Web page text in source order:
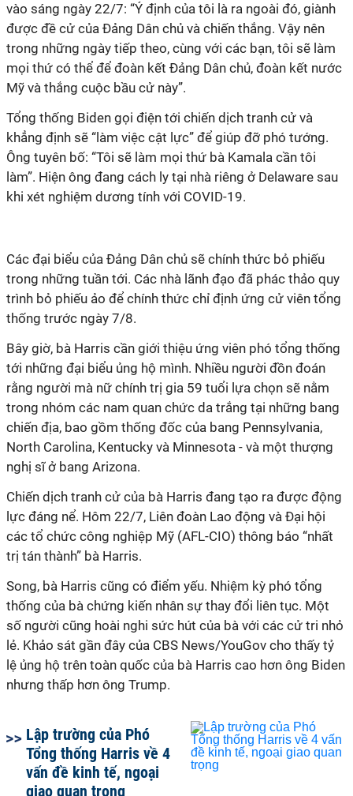
vào sáng ngày 22/7: “Ý định của tôi là ra ngoài đó, giành
được đề cử của Đảng Dân chủ và chiến thắng. Vậy nên
trong những ngày tiếp theo, cùng với các bạn, tôi sẽ làm
mọi thứ có thể để đoàn kết Đảng Dân chủ, đoàn kết nước
Mỹ và thắng cuộc bầu cử này”.
Tổng thống Biden gọi điện tới chiến dịch tranh cử và
khẳng định sẽ “làm việc cật lực” để giúp đỡ phó tướng.
Ông tuyên bố: “Tôi sẽ làm mọi thứ bà Kamala cần tôi
làm”. Hiện ông đang cách ly tại nhà riêng ở Delaware sau
khi xét nghiệm dương tính với COVID-19.
Các đại biểu của Đảng Dân chủ sẽ chính thức bỏ phiếu
trong những tuần tới. Các nhà lãnh đạo đã phác thảo quy
trình bỏ phiếu ảo để chính thức chỉ định ứng cử viên tổng
thống trước ngày 7/8.
Bây giờ, bà Harris cần giới thiệu ứng viên phó tổng thống
tới những đại biểu ủng hộ mình. Nhiều người đồn đoán
rằng người mà nữ chính trị gia 59 tuổi lựa chọn sẽ nằm
trong nhóm các nam quan chức da trắng tại những bang
chiến địa, bao gồm thống đốc của bang Pennsylvania,
North Carolina, Kentucky và Minnesota - và một thượng
nghị sĩ ở bang Arizona.
Chiến dịch tranh cử của bà Harris đang tạo ra được động
lực đáng nể. Hôm 22/7, Liên đoàn Lao động và Đại hội
các tổ chức công nghiệp Mỹ (AFL-CIO) thông báo “nhất
trị tán thành” bà Harris.
Song, bà Harris cũng có điểm yếu. Nhiệm kỳ phó tổng
thống của bà chứng kiến nhân sự thay đổi liên tục. Một
số người cũng hoài nghi sức hút của bà với các cử tri nhỏ
lẻ. Khảo sát gần đây của CBS News/YouGov cho thấy tỷ
lệ ủng hộ trên toàn quốc của bà Harris cao hơn ông Biden
nhưng thấp hơn ông Trump.
Lập trường của Phó
Tổng thống Harris về 4
vấn đề kinh tế, ngoại
giao quan trọng